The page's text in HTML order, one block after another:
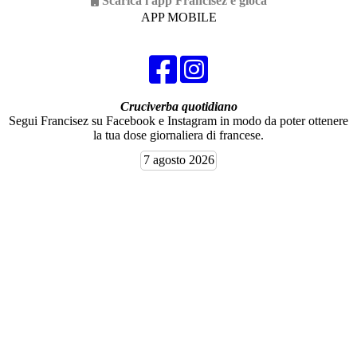
APP MOBILE
Cruciverba quotidiano
Segui Francisez su Facebook e Instagram in modo da poter ottenere
la tua dose giornaliera di francese.
7 agosto 2026